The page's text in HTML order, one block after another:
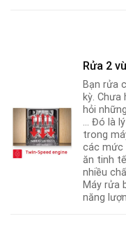
Rửa 2
Bạn rửa
kỳ.
hỏi
… Đó là
trong
các mức
ăn tinh
nhiều
Máy rửa
năng